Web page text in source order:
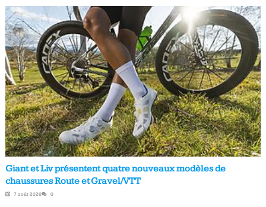
Giant et Liv présentent quatre nouveaux modèles de
chaussures Route et Gravel/VTT
7 août 2026 0